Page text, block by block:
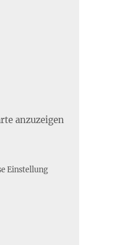
anzuzeigen
Einstellung